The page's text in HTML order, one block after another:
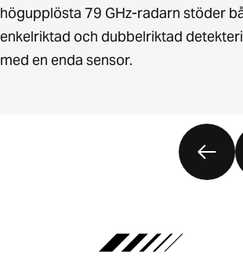
högupplösta 79 GHz-radarn stöder
enkelriktad och dubbelriktad
med en enda sensor.